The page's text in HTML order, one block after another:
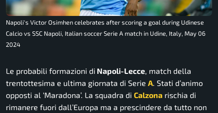
Napoli's Victor Osimhen celebrates after scoring a goal during Udinese
Calcio vs SSC Napoli, Italian soccer Serie A match in Udine, Italy, May 06
2024
Le probabili formazioni di Napoli-Lecce, match della
trentottesima e ultima giornata di Serie A. Stati d’animo
opposti al ‘Maradona’. La squadra di Calzona rischia di
rimanere fuori dall’Europa ma a prescindere da tutto non